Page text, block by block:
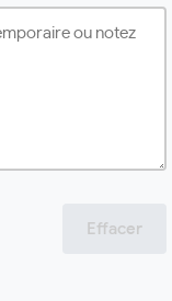
Effacer